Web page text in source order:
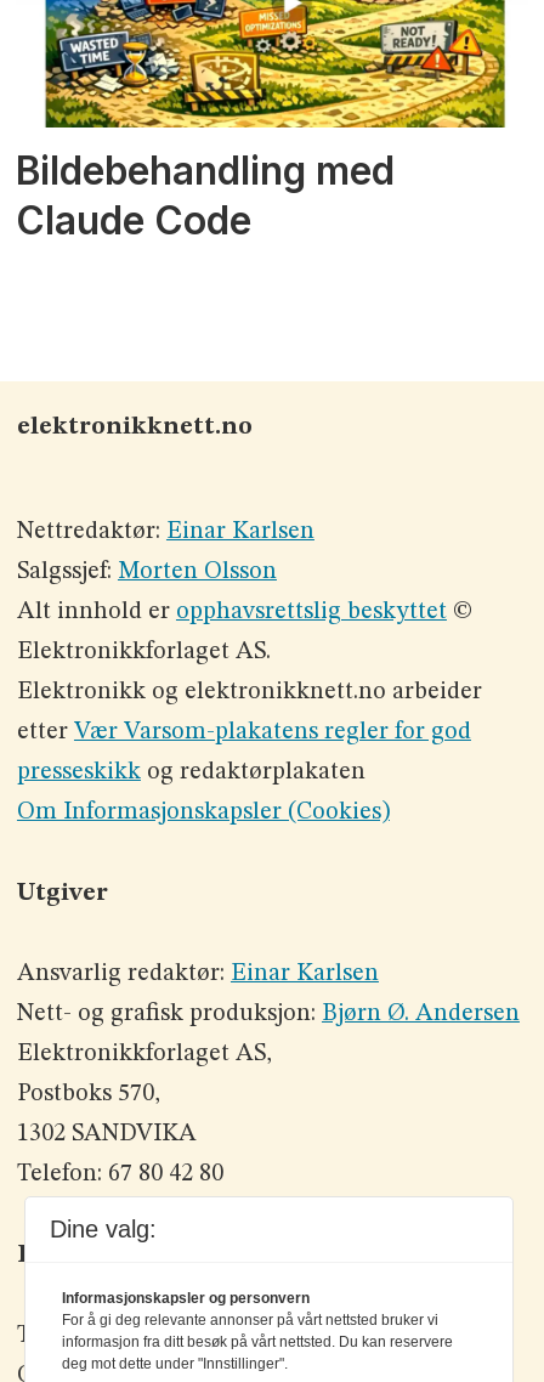
Bildebehandling med
Claude Code
elektronikknett.no
Nettredaktør: Einar Karlsen
Salgssjef: Morten Olsson
Alt innhold er opphavsrettslig beskyttet©
Elektronikkforlaget AS.
Elektronikk og elektronikknett.no arbeider
etter Vær Varsom-plakatens regler for god
presseskikkog redaktørplakaten
Om Informasjonskapsler (Cookies)
Utgiver
Ansvarlig redaktør: Einar Karlsen
Nett- og grafisk produksjon: Bjørn Ø. Andersen
Elektronikkforlaget AS,
Postboks 570,
1302 SANDVIKA
Telefon: 67 80 42 80
Kontakt oss
Tlf: +47 67 80 42 80
Olav Brunborgs vei 6, 1396 Billingstad
Dine valg:
Informasjonskapsler og personvern
For å gi deg relevante annonser på vårt nettsted bruker vi
informasjon fra ditt besøk på vårt nettsted. Du kan reservere
deg mot dette under "Innstillinger".